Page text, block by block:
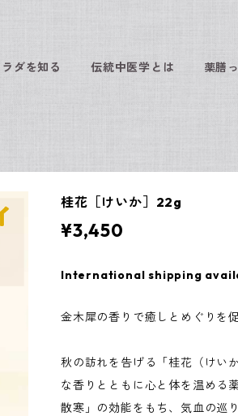
ダを知る 伝統中医学とは 薬膳
桂花［けいか］22g
¥3,450
International shipping
金木犀の香りで癒しとめぐりを
秋の訪れを告げる「桂花（けい
な香りとともに心と体を温める
散寒」の効能をもち、気血の巡